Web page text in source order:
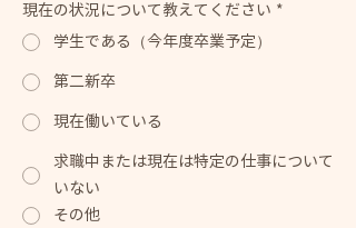
現在の状況について教えてください *
学生である（今年度卒業予定）
第二新卒
現在働いている
求職中または現在は特定の仕事について
いない
その他